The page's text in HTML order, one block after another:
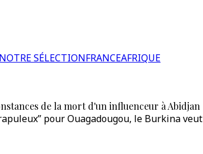
NOTRE SÉLECTIONFRANCEAFRIQUE
de la mort d'un influenceur à Abidjan
pour Ouagadougou, le Burkina